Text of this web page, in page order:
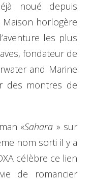
noué depuis
horlogère
les plus
fondateur de
and Marine
des montres de
«Sahara » sur
nom sorti il y a
célèbre ce lien
de romancier